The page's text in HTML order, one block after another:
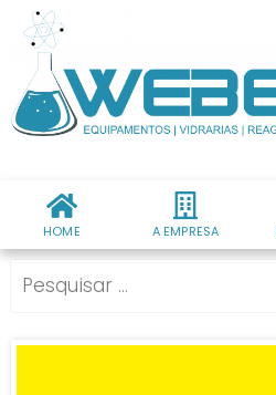
HOME A EMPRESA